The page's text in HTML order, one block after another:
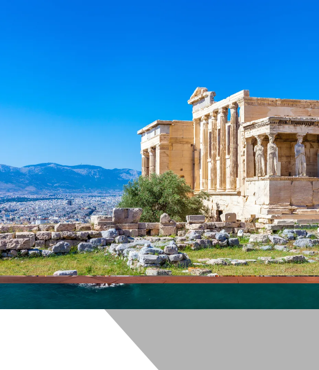
Mit dem Klick auf „geht klar” ermöglichen Sie uns Ihnen über Cookies ein
personalisierte Werbung und passende Angebote anzeigen. Über
« zurück
Ihre Cookie-Präferenzen verwalten
Wählen Sie, welche Cookies Sie auf check24.de akzeptieren.
hier.
Notwendig